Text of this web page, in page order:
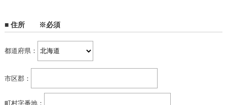
■ 住所 ※必須
都道府県：
市区郡：
町村字番地：